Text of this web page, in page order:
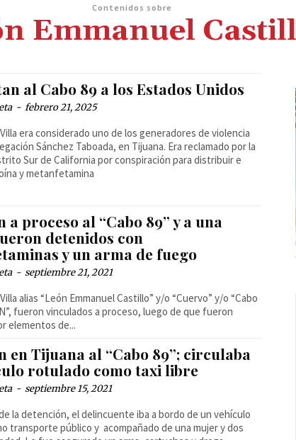
Contenidos sobre
Emmanuel
al Cabo 89 a los Estados Unidos
- febrero 21, 2025
era considerado uno de los generadores de violencia
Sánchez Taboada, en Tijuana. Era reclamado por la
Sur de California por conspiración para distribuir e
y metanfetamina
a proceso al “Cabo 89” y a una
detenidos con
y un arma de fuego
- septiembre 21, 2021
alias “León Emmanuel Castillo” y/o “Cuervo” y/o “Cabo
fueron vinculados a proceso, luego de que fueron
elementos de...
en Tijuana al “Cabo 89”; circulaba
rotulado como taxi libre
- septiembre 15, 2021
la detención, el delincuente iba a bordo de un vehículo
transporte público y acompañado de una mujer y dos